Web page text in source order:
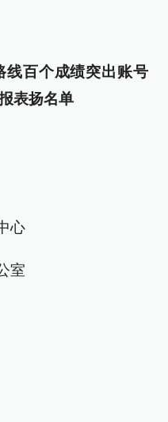
线百个成绩突出账号
表扬名单
心
室